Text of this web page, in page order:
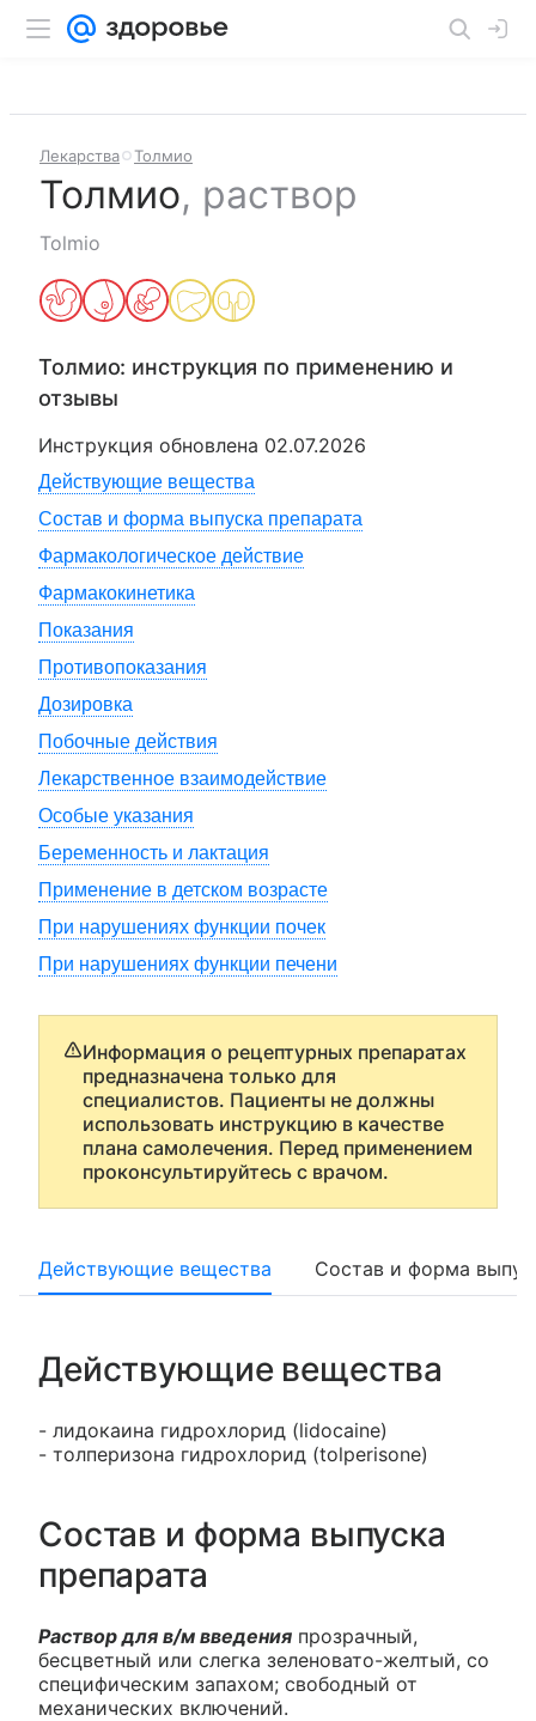
Лекарства Толмио
Толмио, раствор
Tolmio
Толмио: инструкция по применению и
отзывы
Инструкция обновлена 02.07.2026
Действующие вещества
Состав и форма выпуска препарата
Фармакологическое действие
Фармакокинетика
Показания
Противопоказания
Дозировка
Побочные действия
Лекарственное взаимодействие
Особые указания
Беременность и лактация
Применение в детском возрасте
При нарушениях функции почек
При нарушениях функции печени
Информация о рецептурных препаратах
предназначена только для
специалистов. Пациенты не должны
использовать инструкцию в качестве
плана самолечения. Перед применением
проконсультируйтесь с врачом.
Действующие вещества Состав и форма
Действующие вещества
- лидокаина гидрохлорид (lidocaine)
- толперизона гидрохлорид (tolperisone)
Состав и форма выпуска
препарата
Раствор для в/м введения прозрачный,
бесцветный или слегка зеленовато-желтый, со
специфическим запахом; свободный от
механических включений.